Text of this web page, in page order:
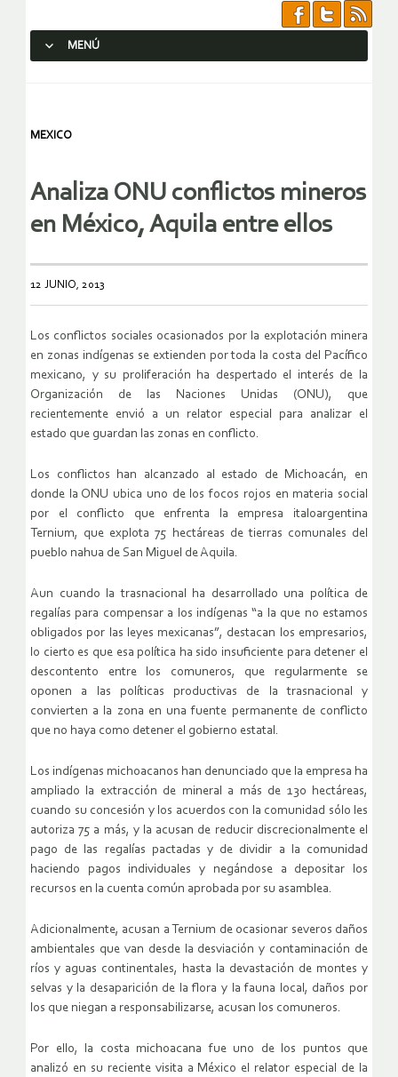
MENÚ
MEXICO
Analiza ONU conflictos mineros
en México, Aquila entre ellos
12 JUNIO, 2013
Los conflictos sociales ocasionados por la explotación minera
en zonas indígenas se extienden por toda la costa del Pacífico
mexicano, y su proliferación ha despertado el interés de la
Organización de las Naciones Unidas (ONU), que
recientemente envió a un relator especial para analizar el
estado que guardan las zonas en conflicto.
Los conflictos han alcanzado al estado de Michoacán, en
donde la ONU ubica uno de los focos rojos en materia social
por el conflicto que enfrenta la empresa italoargentina
Ternium, que explota 75 hectáreas de tierras comunales del
pueblo nahua de San Miguel de Aquila.
Aun cuando la trasnacional ha desarrollado una política de
regalías para compensar a los indígenas “a la que no estamos
obligados por las leyes mexicanas”, destacan los empresarios,
lo cierto es que esa política ha sido insuficiente para detener el
descontento entre los comuneros, que regularmente se
oponen a las políticas productivas de la trasnacional y
convierten a la zona en una fuente permanente de conflicto
que no haya como detener el gobierno estatal.
Los indígenas michoacanos han denunciado que la empresa ha
ampliado la extracción de mineral a más de 130 hectáreas,
cuando su concesión y los acuerdos con la comunidad sólo les
autoriza 75 a más, y la acusan de reducir discrecionalmente el
pago de las regalías pactadas y de dividir a la comunidad
haciendo pagos individuales y negándose a depositar los
recursos en la cuenta común aprobada por su asamblea.
Adicionalmente, acusan a Ternium de ocasionar severos daños
ambientales que van desde la desviación y contaminación de
ríos y aguas continentales, hasta la devastación de montes y
selvas y la desaparición de la flora y la fauna local, daños por
los que niegan a responsabilizarse, acusan los comuneros.
Por ello, la costa michoacana fue uno de los puntos que
analizó en su reciente visita a México el relator especial de la